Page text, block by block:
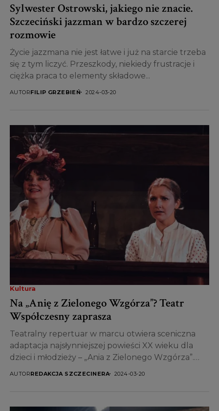
Sylwester Ostrowski, jakiego nie znacie.
Szczeciński jazzman w bardzo szczerej
rozmowie
Życie jazzmana nie jest łatwe i już na starcie trzeba
się z tym liczyć. Przeszkody, niekiedy frustracje i
ciężka praca to elementy składowe...
AUTORFILIP GRZEBIEŃ 2024-03-20
Kultura
Na „Anię z Zielonego Wzgórza”? Teatr
Współczesny zaprasza
Teatralny repertuar w marcu otwiera sceniczna
adaptacja najsłynniejszej powieści XX wieku dla
dzieci i młodzieży – „Ania z Zielonego Wzgórza”.
AUTORREDAKCJA SZCZECINERA 2024-03-20